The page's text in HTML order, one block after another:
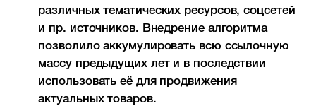
различных тематических ресурсов, соцсетей
и пр. источников. Внедрение алгоритма
позволило аккумулировать всю ссылочную
массу предыдущих лет и в последствии
использовать её для продвижения
актуальных товаров.